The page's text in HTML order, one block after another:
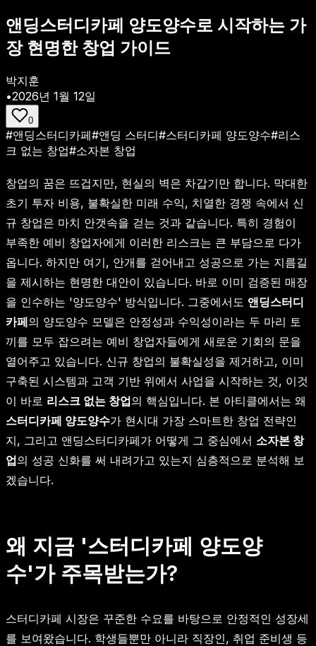
앤딩스터디카페 양도양수로 시작하는 가
장 현명한 창업 가이드
박지훈
•2026년 1월 12일
0
#앤딩스터디카페#앤딩 스터디#스터디카페 양도양수#리스
크 없는 창업#소자본 창업
창업의 꿈은 뜨겁지만, 현실의 벽은 차갑기만 합니다. 막대한
초기 투자 비용, 불확실한 미래 수익, 치열한 경쟁 속에서 신
규 창업은 마치 안갯속을 걷는 것과 같습니다. 특히 경험이
부족한 예비 창업자에게 이러한 리스크는 큰 부담으로 다가
옵니다. 하지만 여기, 안개를 걷어내고 성공으로 가는 지름길
을 제시하는 현명한 대안이 있습니다. 바로 이미 검증된 매장
을 인수하는 '양도양수' 방식입니다. 그중에서도 앤딩스터디
카페의 양도양수 모델은 안정성과 수익성이라는 두 마리 토
끼를 모두 잡으려는 예비 창업자들에게 새로운 기회의 문을
열어주고 있습니다. 신규 창업의 불확실성을 제거하고, 이미
구축된 시스템과 고객 기반 위에서 사업을 시작하는 것, 이것
이 바로 리스크 없는 창업의 핵심입니다. 본 아티클에서는 왜
스터디카페 양도양수가 현시대 가장 스마트한 창업 전략인
지, 그리고 앤딩스터디카페가 어떻게 그 중심에서 소자본 창
업의 성공 신화를 써 내려가고 있는지 심층적으로 분석해 보
겠습니다.
왜 지금 '스터디카페 양도양
수'가 주목받는가?
스터디카페 시장은 꾸준한 수요를 바탕으로 안정적인 성장세
를 보여왔습니다. 학생들뿐만 아니라 직장인, 취업 준비생 등